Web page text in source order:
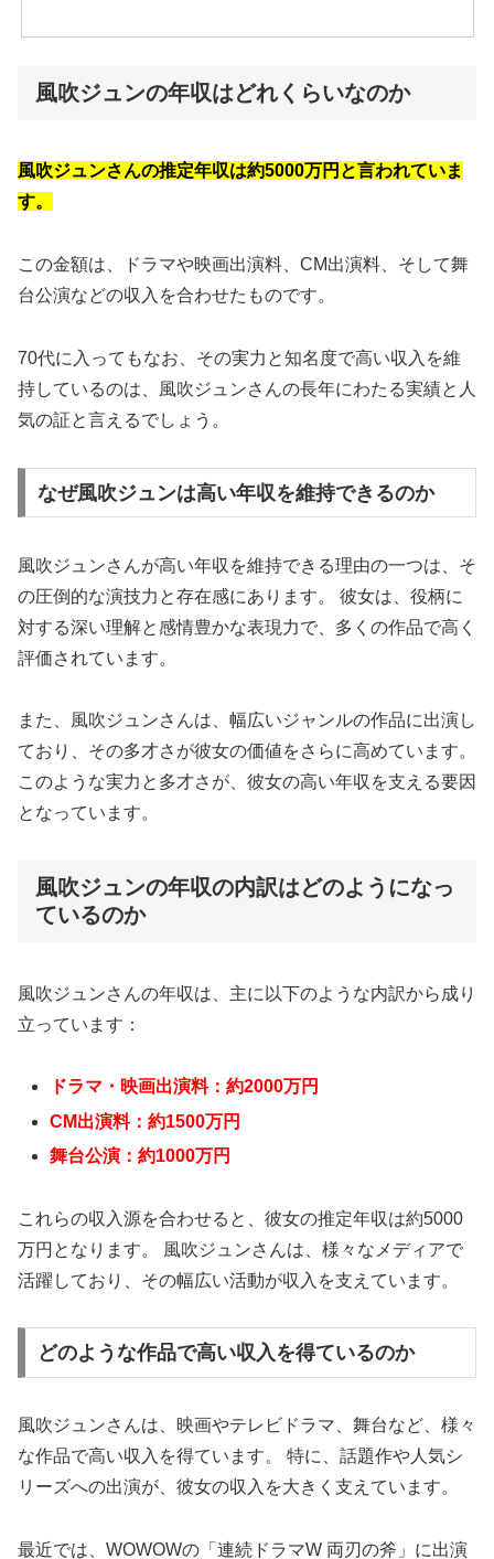
風吹ジュンの年収はどれくらいなのか
風吹ジュンさんの推定年収は約5000万円と言われていま
す。
この金額は、ドラマや映画出演料、CM出演料、そして舞
台公演などの収入を合わせたものです。
70代に入ってもなお、その実力と知名度で高い収入を維
持しているのは、風吹ジュンさんの長年にわたる実績と人
気の証と言えるでしょう。
なぜ風吹ジュンは高い年収を維持できるのか
風吹ジュンさんが高い年収を維持できる理由の一つは、そ
の圧倒的な演技力と存在感にあります。 彼女は、役柄に
対する深い理解と感情豊かな表現力で、多くの作品で高く
評価されています。
また、風吹ジュンさんは、幅広いジャンルの作品に出演し
ており、その多才さが彼女の価値をさらに高めています。
このような実力と多才さが、彼女の高い年収を支える要因
となっています。
風吹ジュンの年収の内訳はどのようになっ
ているのか
風吹ジュンさんの年収は、主に以下のような内訳から成り
立っています：
ドラマ・映画出演料：約2000万円
CM出演料：約1500万円
舞台公演：約1000万円
これらの収入源を合わせると、彼女の推定年収は約5000
万円となります。 風吹ジュンさんは、様々なメディアで
活躍しており、その幅広い活動が収入を支えています。
どのような作品で高い収入を得ているのか
風吹ジュンさんは、映画やテレビドラマ、舞台など、様々
な作品で高い収入を得ています。 特に、話題作や人気シ
リーズへの出演が、彼女の収入を大きく支えています。
最近では、WOWOWの「連続ドラマW 両刃の斧」に出演